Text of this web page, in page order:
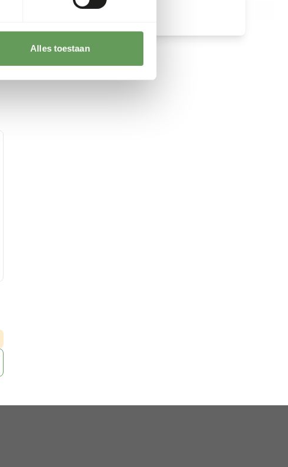
Alles toestaan